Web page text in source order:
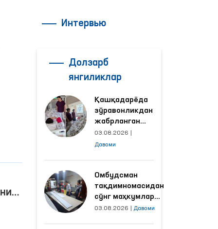
Интервью
Долзарб
янгиликлар
Қашқадарёда
зўравонликдан
жабрланган
аёлнинг ҳолати
Омбудсман
03.08.2026
Давоми
Омбудсман
тақдимномасидан
сўнг маҳкумлар
меҳнат қилаётган
03.08.2026 Давоми